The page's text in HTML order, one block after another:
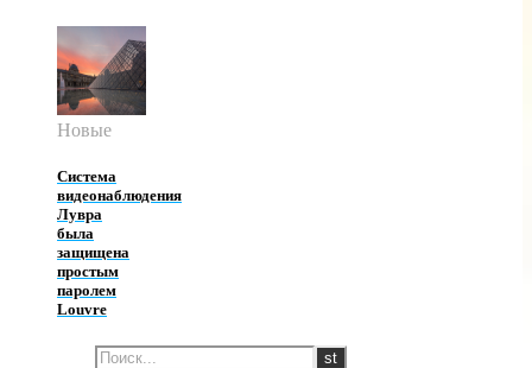
Новые
Система
видеонаблюдения
Лувра
была
защищена
простым
паролем
Louvre